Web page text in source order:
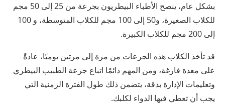
بشكل عام، ينصح الأطباء البيطريون بجرعة من 25 إلى 50 مجم
للكلاب الصغيرة، و50 إلى 100 مجم للكلاب المتوسطة، و 100
إلى 200 مجم للكلاب الكبيرة.
قد تأخذ الكلاب هذه الجرعات من مرة إلى مرتين يوميًا، عادةً
على معدة فارغة، ومن المهم دائمًا اتباع جرعة الطبيب البيطري
وتعليمات الإدارة بدقة، يتضمن ذلك طول الفترة الزمنية التي
يجب أن تعطي فيها الدواء لكلبك.